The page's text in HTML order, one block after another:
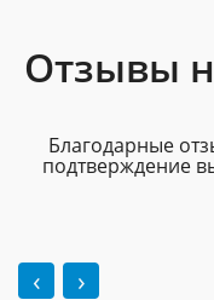
Отзывы
Благодарные
подтверждение
‹ ›